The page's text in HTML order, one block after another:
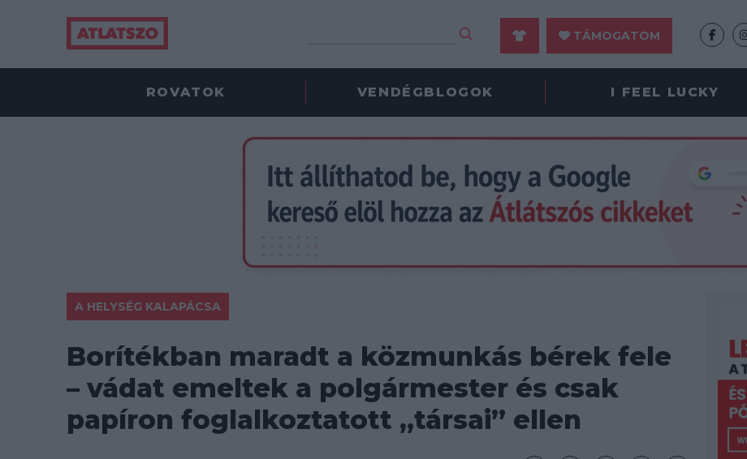
TÁMOGATOM
ROVATOK VENDÉGBLOGOK I FEEL LUCKY
A HELYSÉG KALAPÁCSA
Borítékban maradt a közmunkás bérek fele
– vádat emeltek a polgármester és csak
papíron foglalkoztatott „társai” ellen